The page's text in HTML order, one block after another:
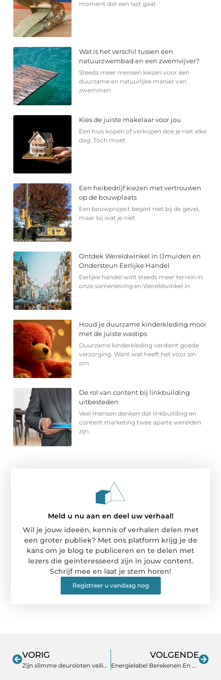
moment dat een last gaat
Wat is het verschil tussen een
natuurzwembad en een zwemvijver?
Steeds meer mensen kiezen voor een
duurzame en natuurlijke manier van
zwemmen
Kies de juiste makelaar voor jou
Een huis kopen of verkopen doe je niet elke
dag. Toch moet
Een heibedrijf kiezen met vertrouwen
op de bouwplaats
Een bouwproject begint niet bij de gevel,
maar bij wat je niet
Ontdek Wereldwinkel in IJmuiden en
Ondersteun Eerlijke Handel
Eerlijke handel wint steeds meer terrein in
onze samenleving en Wereldwinkel in
Houd je duurzame kinderkleding mooi
met de juiste wastips
Duurzame kinderkleding verdient goede
verzorging. Want wat heeft het voor zin
om
De rol van content bij linkbuilding
uitbesteden
Veel mensen denken dat linkbuilding en
content marketing twee aparte werelden
zijn.
Meld u nu aan en deel uw verhaal!
Wil je jouw ideeën, kennis of verhalen delen met
een groter publiek? Met ons platform krijg je de
kans om je blog te publiceren en te delen met
lezers die geïnteresseerd zijn in jouw content.
Schrijf mee en laat je stem horen!
Registreer u vandaag nog
VORIG
Zijn slimme deursloten veilig genoeg voor dagelijks gebruik?
VOLGENDE
Energielabel Berekenen En De Invloed Van Isolatie Op Je Woning